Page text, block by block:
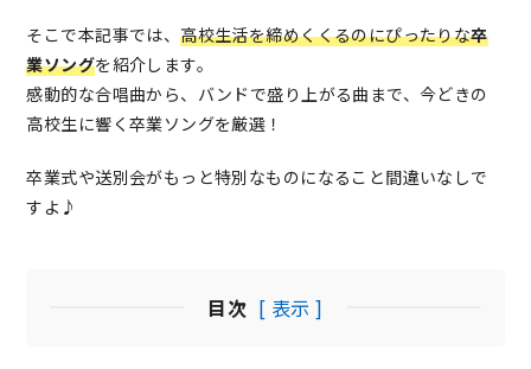
そこで本記事では、高校生活を締めくくるのにぴったりな卒
業ソングを紹介します。
感動的な合唱曲から、バンドで盛り上がる曲まで、今どきの
高校生に響く卒業ソングを厳選！
卒業式や送別会がもっと特別なものになること間違いなしで
すよ♪
目次 [ 表示 ]